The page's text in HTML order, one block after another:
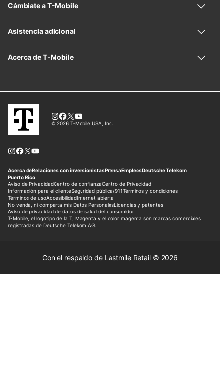
Con el respaldo de Lastmile Retail © 2026